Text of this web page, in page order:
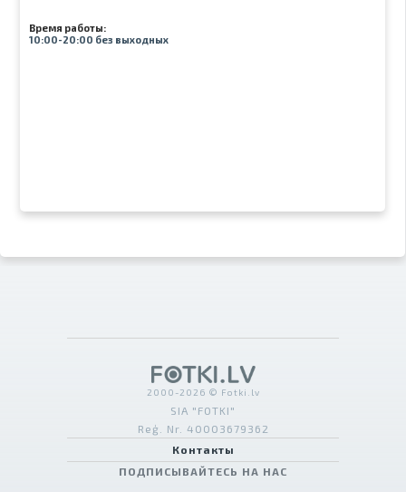
Время работы:
10:00-20:00 без выходных
2000-2026 © Fotki.lv
SIA "FOTKI"
Reģ. Nr. 40003679362
Контакты
ПОДПИСЫВАЙТЕСЬ НА НАС